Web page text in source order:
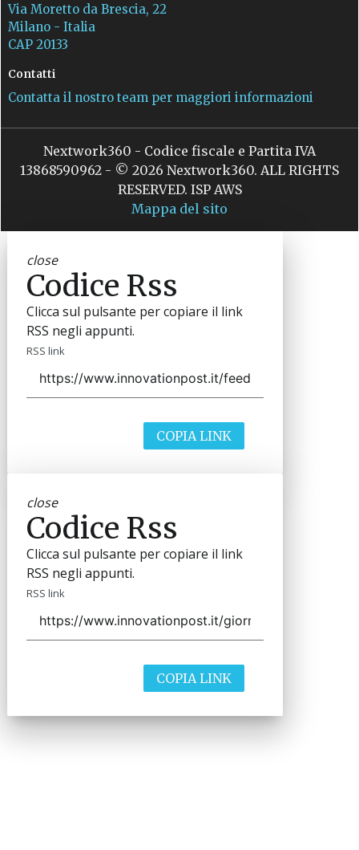
Via Moretto da Brescia, 22
Milano - Italia
CAP 20133
Contatti
Contatta il nostro team per maggiori informazioni
Nextwork360 - Codice fiscale e Partita IVA
13868590962 - © 2026 Nextwork360. ALL RIGHTS
RESERVED. ISP AWS
Mappa del sito
close
Codice Rss
Clicca sul pulsante per copiare il link
RSS negli appunti.
RSS link
COPIA LINK
close
Codice Rss
Clicca sul pulsante per copiare il link
RSS negli appunti.
RSS link
COPIA LINK